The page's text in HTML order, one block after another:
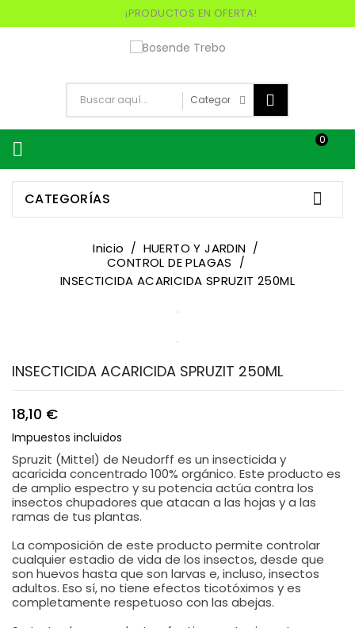
¡PRODUCTOS EN OFERTA!
 0
CATEGORÍAS 
Inicio
HUERTO Y JARDIN
CONTROL DE PLAGAS
INSECTICIDA ACARICIDA SPRUZIT 250ML
INSECTICIDA ACARICIDA SPRUZIT 250ML
18,10 €
Impuestos incluidos
Spruzit (Mittel) de Neudorff es un insecticida y
acaricida concentrado 100% orgánico. Este producto es
de amplio espectro y su potencia actúa contra los
insectos chupadores que atacan a las hojas y a las
ramas de tus plantas.
La composición de este producto permite controlar
cualquier estadio de vida de los insectos, desde que
son huevos hasta que son larvas e, incluso, insectos
adultos. Eso sí, no tiene efectos ticotóximos y es
completamente respetuoso con las abejas.